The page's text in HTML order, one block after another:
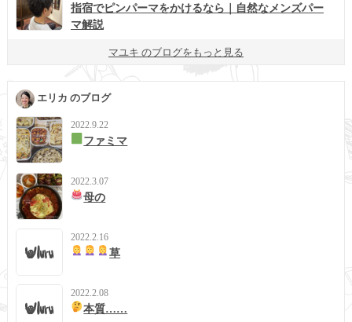
指宿でピンパーマをかけるなら｜自然なメンズパー
マ解説
マユキ のブログをもっと見る
エリカ のブログ
2022.9.22
ファミマ
2022.3.07
母の
2022.2.16
草
2022.2.08
本質……